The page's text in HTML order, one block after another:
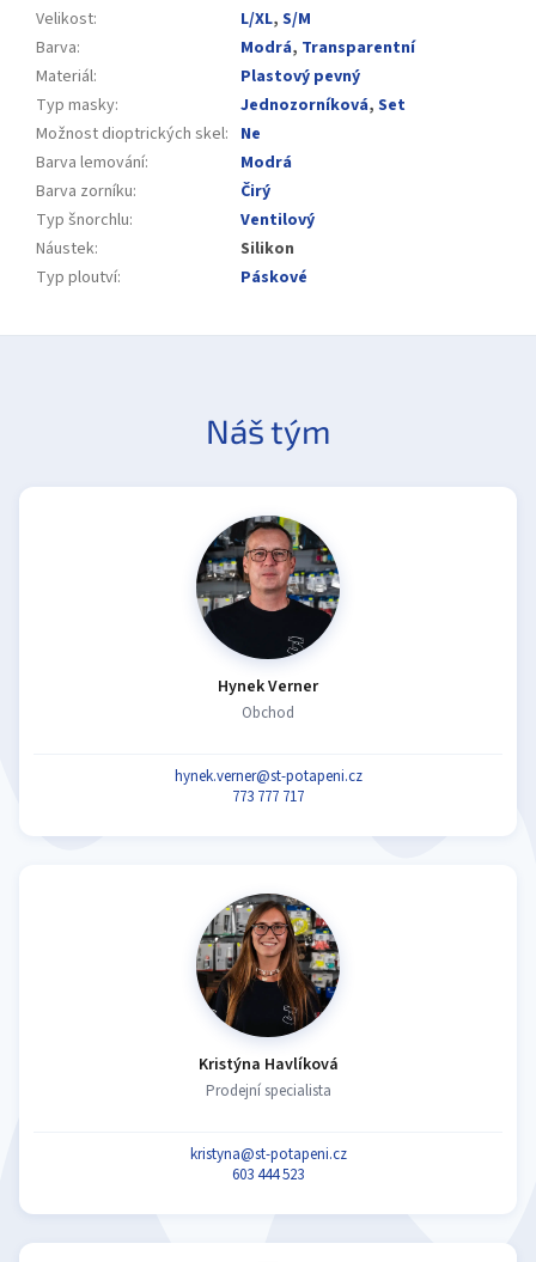
Velikost: L/XL, S/M
Barva: Modrá, Transparentní
Materiál:
Plastový pevný
Typ masky: Jednozorníková, Set
Možnost dioptrických skel: Ne
Barva lemování:
Modrá
Barva zorníku:
Čirý
Typ šnorchlu:
Ventilový
Náustek:
Silikon
Typ ploutví: Páskové
Náš tým
Hynek Verner
Obchod
hynek.verner@st-potapeni.cz
773 777 717
Kristýna Havlíková
Prodejní specialista
kristyna@st-potapeni.cz
603 444 523